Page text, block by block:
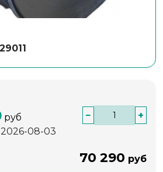
руб −
+
08-03
70 290 руб